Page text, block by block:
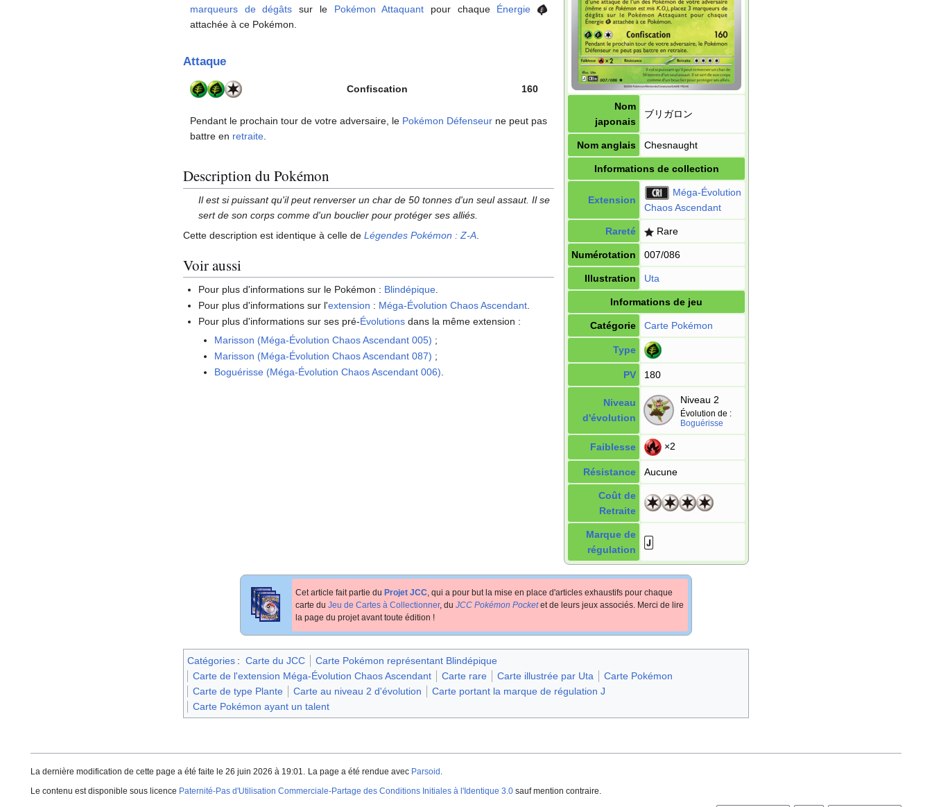
Nom
japonais
ブリガロン
Nom anglais Chesnaught
Informations de collection
Extension
Méga-Évolution
Chaos Ascendant
Rareté Rare
Numérotation 007/086
Illustration Uta
Informations de jeu
Catégorie Carte Pokémon
Type
PV 180
Niveau
d'évolution
Niveau 2
Évolution de :
Boguérisse
Faiblesse ×2
Résistance Aucune
Coût de
Retraite
Marque de
régulation
marqueurs de dégâts sur le Pokémon Attaquant pour chaque Énergie
attachée à ce Pokémon.
Attaque
Confiscation 160
Pendant le prochain tour de votre adversaire, le Pokémon Défenseur ne peut pas
battre en retraite
Description du Pokémon
Il est si puissant qu'il peut renverser un char de 50 tonnes d'un seul assaut. Il se
sert de son corps comme d'un bouclier pour protéger ses alliés.
Cette description est identique à celle de Légendes Pokémon :Z-A.
Voir aussi
Pour plus d'informations sur le Pokémon : Blindépique
Pour plus d'informations sur l'extension : Méga-Évolution Chaos Ascendant
Pour plus d'informations sur ses pré-Évolutions dans la même extension :
Marisson (Méga-Évolution Chaos Ascendant 005) ;
Marisson (Méga-Évolution Chaos Ascendant 087) ;
Boguérisse (Méga-Évolution Chaos Ascendant 006).
Cet article fait partie du Projet JCC, qui a pour but la mise en place d'articles exhaustifs pour chaque
carte du Jeu de Cartes à Collectionner, du JCC Pokémon Pocketet de leurs jeux associés. Merci de lire
la page du projet avant toute édition !
Catégories : Carte du JCC
Carte Pokémon représentant Blindépique
Carte de l'extension Méga-Évolution Chaos Ascendant
Carte rare Carte illustrée par Uta
Carte Pokémon
Carte de type Plante
Carte au niveau 2 d'évolution
Carte portant la marque de régulation J
Carte Pokémon ayant un talent
La dernière modification de cette page a été faite le 26 juin 2026 à 19:01. La page a été rendue avec Parsoid .
Le contenu est disponible sous licence Paternité-Pas d'Utilisation Commerciale-Partage des Conditions Initiales à l'Identique 3.0 sauf mention contraire.